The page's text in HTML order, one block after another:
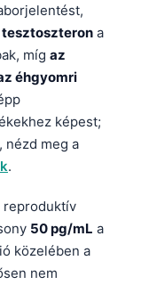
tesztoszteron a
míg az
éhgyomri
képest;
nézd meg a
.
reproduktív
50 pg/mL a
közelében a
nem